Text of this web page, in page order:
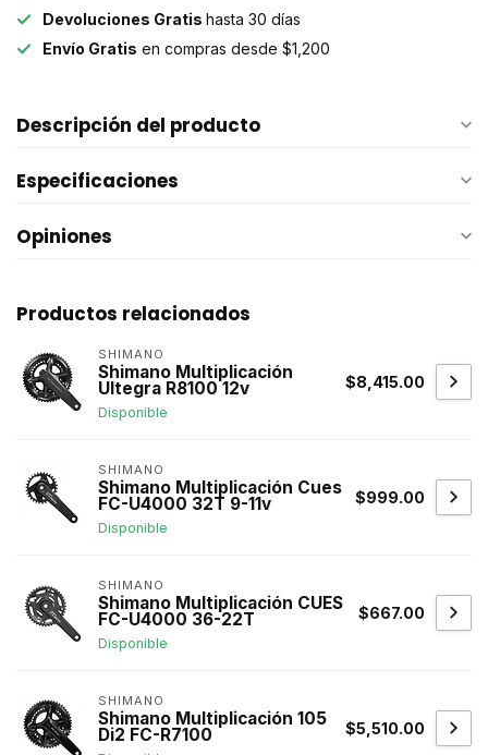
Devoluciones Gratis hasta 30 días
Envío Gratis en compras desde $1,200
Descripción del producto
Especificaciones
Opiniones
Productos relacionados
SHIMANO
Shimano Multiplicación
Ultegra R8100 12v
Disponible
$8,415.00
SHIMANO
Shimano Multiplicación Cues
FC-U4000 32T 9-11v
Disponible
$999.00
SHIMANO
Shimano Multiplicación CUES
FC-U4000 36-22T
Disponible
$667.00
SHIMANO
Shimano Multiplicación 105
Di2 FC-R7100 $5,510.00